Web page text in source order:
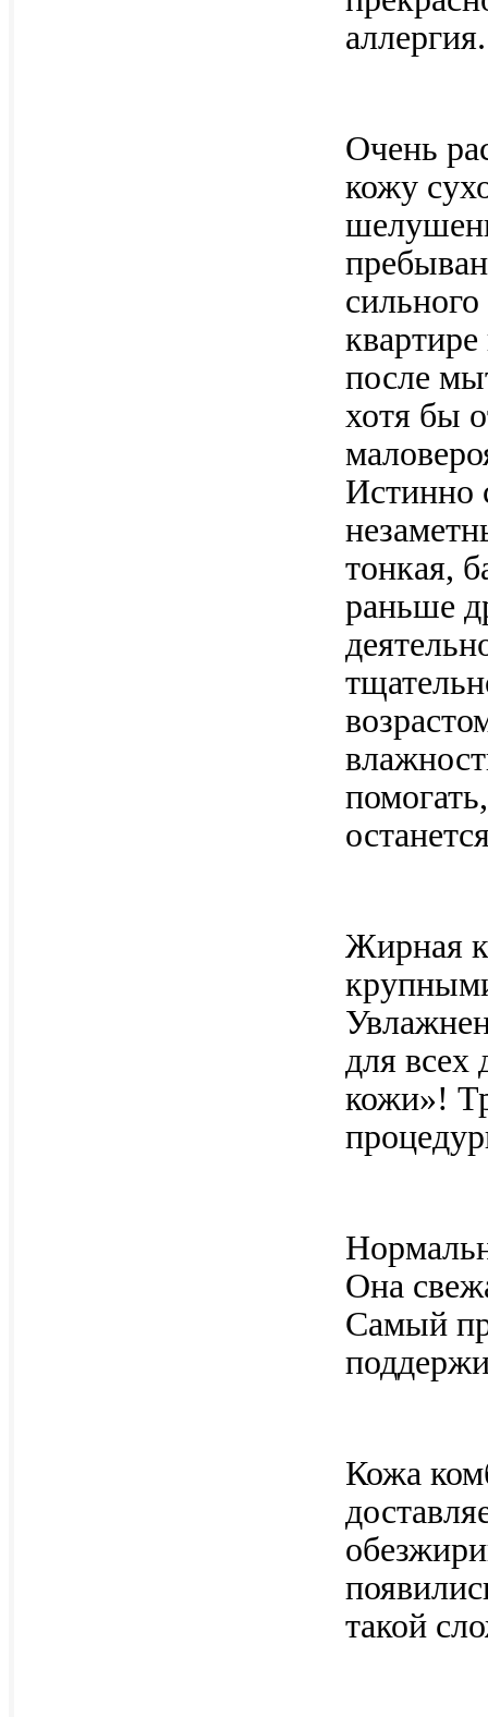
аллергия.
Очень
кожу
после
хотя бы
Истинно
тонкая,
раньше
Жирная
для всех
кожи»!
Она
Самый
Кожа
такой